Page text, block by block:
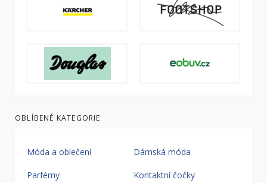
OBLÍBENÉ KATEGORIE
Móda a oblečení Dámská móda
Parfémy Kontaktní čočky